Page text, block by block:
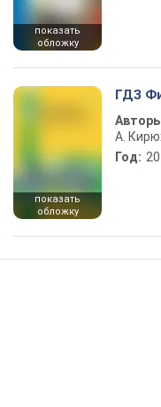
показать
обложку
показать
обложку
ГДЗ
А.
Год: